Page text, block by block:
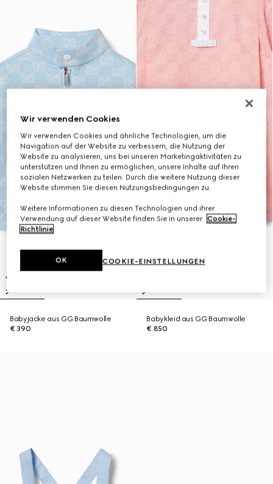
Babyjacke aus GG Baumwolle
€ 390
Babykleid aus GG Baumwolle
€ 850
Wir verwenden Cookies
Wir verwenden Cookies und ähnliche Technologien, um die
Navigation auf der Website zu verbessern, die Nutzung der
Website zu analysieren, uns bei unseren Marketingaktivitäten zu
unterstützen und Ihnen zu ermöglichen, unsere Inhalte auf Ihren
sozialen Netzwerken zu teilen. Durch die weitere Nutzung dieser
Website stimmen Sie diesen Nutzungsbedingungen zu.
Weitere Informationen zu diesen Technologien und ihrer
Verwendung auf dieser Website finden Sie in unserer Cookie-
Richtlinie.
COOKIE-EINSTELLUNGEN
OK